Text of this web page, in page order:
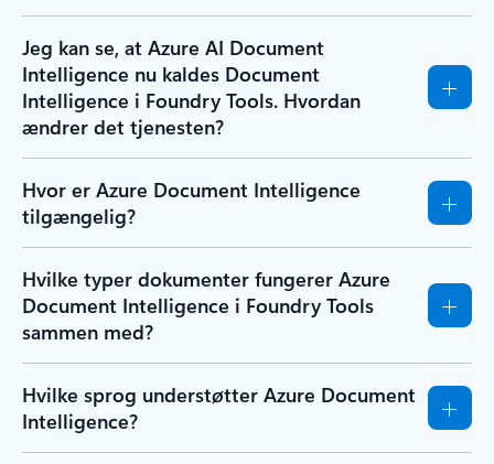
Jeg kan se, at Azure AI Document
Intelligence nu kaldes Document
Intelligence i Foundry Tools. Hvordan
ændrer det tjenesten?
Hvor er Azure Document Intelligence
tilgængelig?
Hvilke typer dokumenter fungerer Azure
Document Intelligence i Foundry Tools
sammen med?
Hvilke sprog understøtter Azure Document
Intelligence?